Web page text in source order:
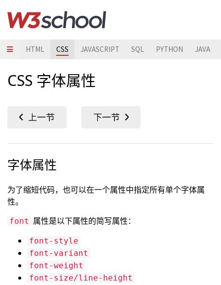
HTML CSS JAVASCRIPT SQL PYTHON JAVA
CSS 字体属性
字体属性
为了缩短代码，也可以在一个属性中指定所有单个字体属
性。
font 属性是以下属性的简写属性：
font-style
font-variant
font-weight
font-size/line-height